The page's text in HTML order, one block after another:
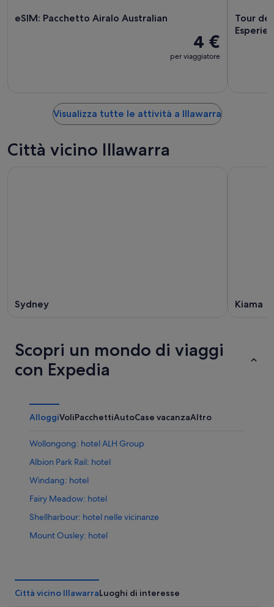
eSIM: Pacchetto Airalo Australian
4 €
per viaggiatore
Tour
Visualizza tutte le attività a Illawarra
Città vicino Illawarra
Sydney Kiama
Scopri un mondo di viaggi
con Expedia
AlloggiVoliPacchettiAutoCase vacanzaAltro
Wollongong: hotel ALH Group
Albion Park Rail: hotel
Windang: hotel
Fairy Meadow: hotel
Shellharbour: hotel nelle vicinanze
Mount Ousley: hotel
Stanwell Tops: hotel
Città vicino IllawarraLuoghi di interesse